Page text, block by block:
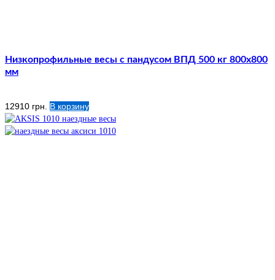
Низкопрофильные весы с пандусом ВПД 500 кг 800х800
мм
12910 грн. В корзину